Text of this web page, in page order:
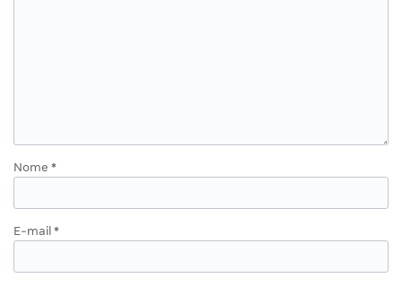
Nome *
E-mail *